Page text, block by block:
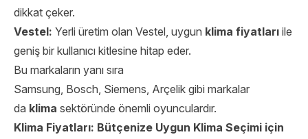
dikkat çeker.
Vestel: Yerli üretim olan Vestel, uygun klima fiyatları ile
geniş bir kullanıcı kitlesine hitap eder.
Bu markaların yanı sıra
Samsung, Bosch, Siemens, Arçelik gibi markalar
da klima sektöründe önemli oyunculardır.
Klima Fiyatları: Bütçenize Uygun Klima Seçimi için